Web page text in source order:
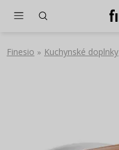
Finesio » Kuchynské doplnky